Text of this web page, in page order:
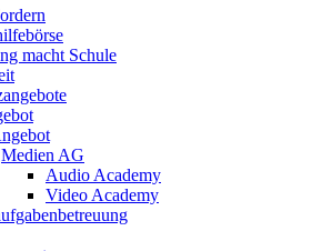
macht Schule
Medien AG
Audio Academy
Video Academy